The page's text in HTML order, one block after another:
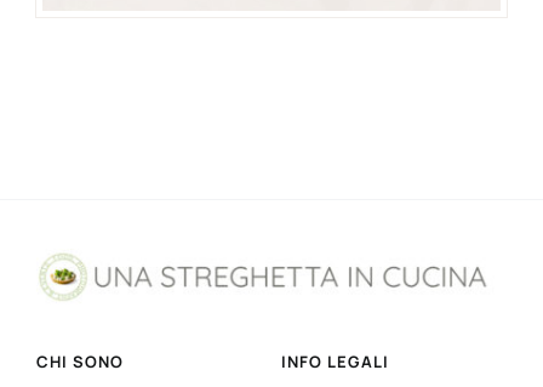
CHI SONO INFO LEGALI